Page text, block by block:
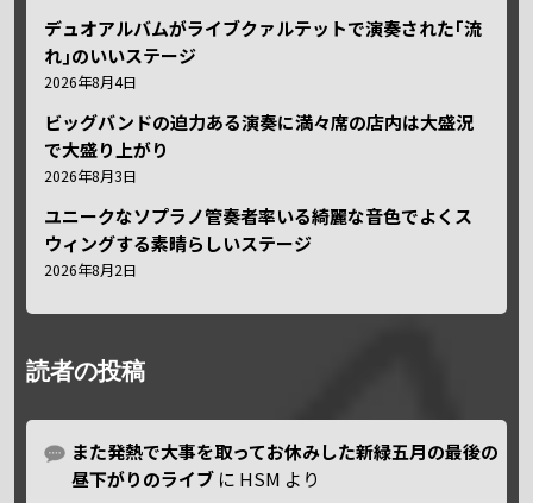
デュオアルバムがライブクァルテットで演奏された｢流
れ｣のいいステージ
2026年8月4日
ビッグバンドの迫力ある演奏に満々席の店内は大盛況
で大盛り上がり
2026年8月3日
ユニークなソプラノ管奏者率いる綺麗な音色でよくス
ウィングする素晴らしいステージ
2026年8月2日
読者の投稿
また発熱で大事を取ってお休みした新緑五月の最後の
昼下がりのライブ に HSM より